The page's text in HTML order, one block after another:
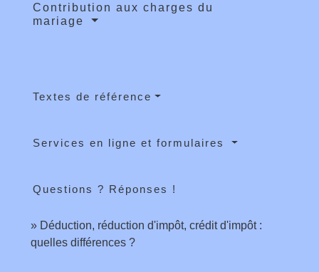
Contribution aux charges du
mariage
Textes de référence
Services en ligne et formulaires
Questions ? Réponses !
Déduction, réduction d'impôt, crédit d'impôt :
quelles différences ?